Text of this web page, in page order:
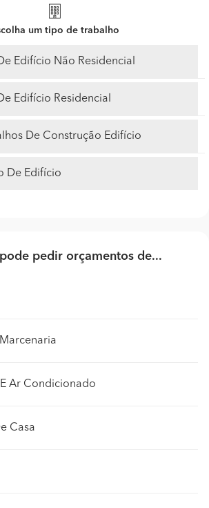
um tipo de trabalho
Edifício Não Residencial
Edifício Residencial
De Construção Edifício
De Edifício
pedir orçamentos de...
Ar Condicionado
Casa